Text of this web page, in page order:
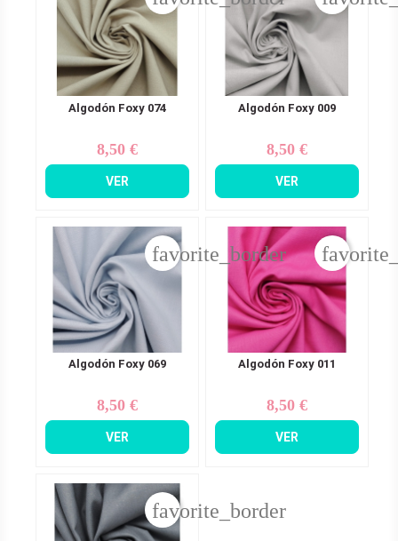
Algodón Foxy 074
Precio
8,50 €
VER
Algodón Foxy 009
Precio
8,50 €
VER
Algodón Foxy 069
Precio
8,50 €
VER
favorite_border
Algodón Foxy 011
Precio
8,50 €
VER
favorite_border